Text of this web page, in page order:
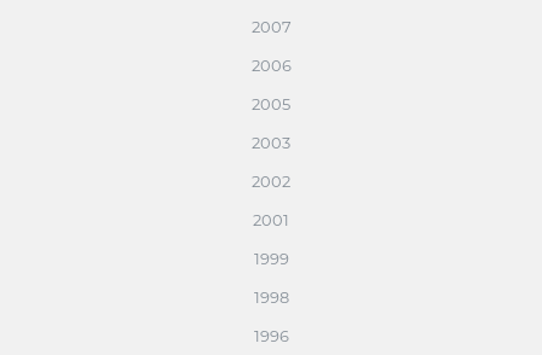
2007
2006
2005
2003
2002
2001
1999
1998
1996